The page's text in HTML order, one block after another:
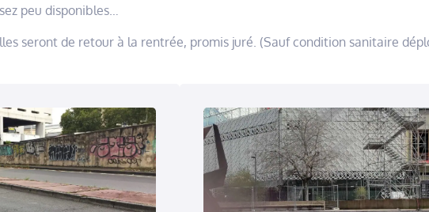
peu disponibles…
seront de retour à la rentrée, promis juré. (Sauf condition sanitaire